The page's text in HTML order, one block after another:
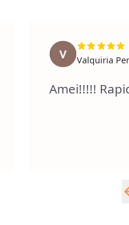
Valquiria
Amei!!!!!